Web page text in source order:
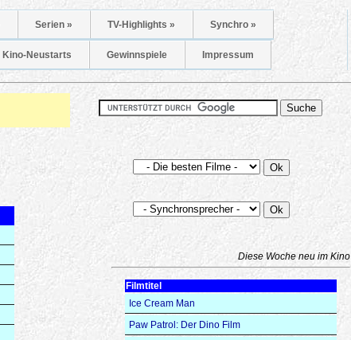
Serien » TV-Highlights » Synchro »
Kino-Neustarts Gewinnspiele Impressum
Diese Woche neu im Kino
Filmtitel
Ice Cream Man
Paw Patrol: Der Dino Film